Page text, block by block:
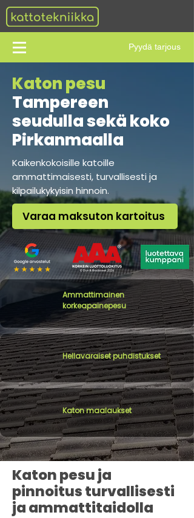
Pyydä tarjous
Katon pesu
Tampereen
seudulla sekä koko
Pirkanmaalla
Kaikenkokoisille katoille
ammattimaisesti, turvallisesti ja
kilpailukykyisin hinnoin.
Varaa maksuton kartoitus
Ammattimainen
korkeapainepesu
Hellavaraiset puhdistukset
Katon maalaukset
Katon pesu ja
pinnoitus turvallisesti
ja ammattitaidolla